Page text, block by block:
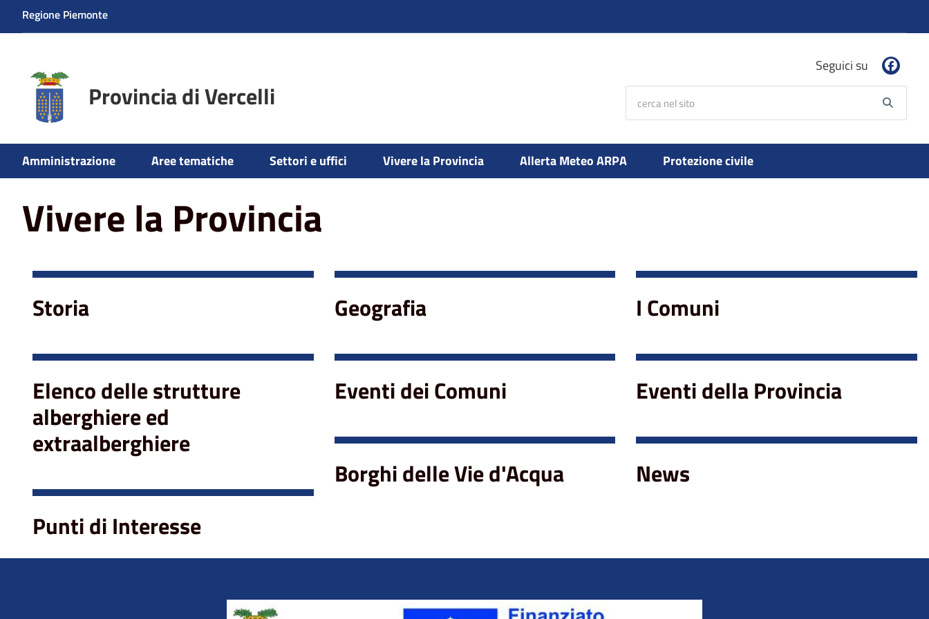
Regione Piemonte
Provincia di Vercelli
Seguici su
Amministrazione Aree tematiche Settori e uffici Vivere la Provincia Allerta Meteo ARPA Protezione civile
Vivere la Provincia
Storia
Elenco delle strutture
alberghiere ed
extraalberghiere
Punti di Interesse
Geografia
Eventi dei Comuni
Borghi delle Vie d'Acqua
I Comuni
Eventi della Provincia
News
Title